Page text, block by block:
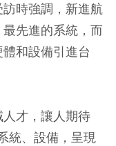
時強調，新進航
先進的系統，而
和設備引進台
才，讓人期待
統、設備，呈現